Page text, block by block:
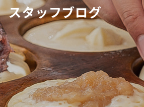
スタッフブログ